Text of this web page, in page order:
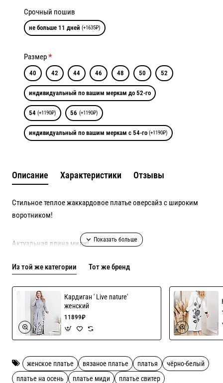
Срочный пошив
не больше 11 дней (+1635₽)
Размер
40 42 44 46 48 50 52
индивидуальный по вашим меркам до 52-го
54 (+1190₽) 56 (+1190₽)
индивидуальный по вашим меркам с 54-го (+1190₽)
Описание Характеристики Отзывы
Стильное теплое жаккардовое платье оверсайз с широким
воротником!
Актуальная длина миди!
Платье свободной посадки - скрадывает все возможные
нюансы фигуры!
Возможен пошив в длине мини/миди/макси!
Состав 25% шерсть, 25% вискоза, 50% акрил.
Пряжа не колется, приятная для кожи!
Из той же категории Тот же бренд
Кардиган ' Live nature'
женский
11899₽
женское платье вязаное платье платья
чёрно-белый
платье на осень
платье миди
платье свитер